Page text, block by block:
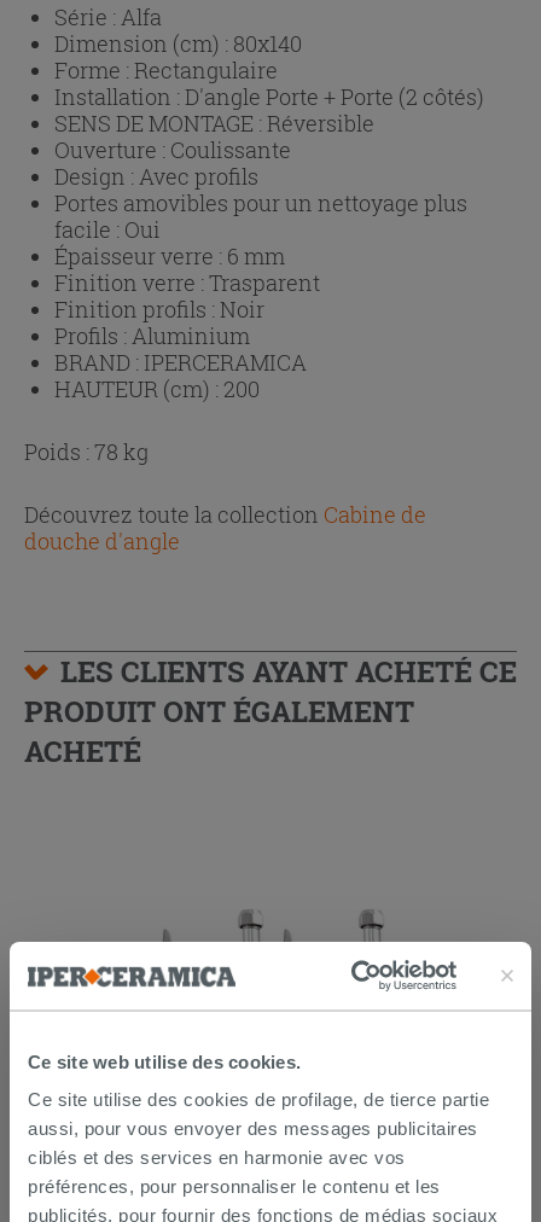
Ce site web utilise des cookies.
Ce site utilise des cookies de profilage, de tierce partie
aussi, pour vous envoyer des messages publicitaires
ciblés et des services en harmonie avec vos
préférences, pour personnaliser le contenu et les
publicités, pour fournir des fonctions de médias sociaux
Série : Alfa
Dimension (cm) : 80x140
Forme :Rectangulaire
Installation :D'angle Porte + Porte (2 côtés)
SENS DE MONTAGE :Réversible
Ouverture : Coulissante
Design : Avec profils
Portes amovibles pour un nettoyage plus
facile : Oui
Épaisseur verre : 6 mm
Finition verre :Trasparent
Finition profils :Noir
Profils : Aluminium
BRAND : IPERCERAMICA
HAUTEUR (cm) : 200
Poids : 78 kg
Découvrez toute la collection Cabine de
douche d'angle
LES CLIENTS AYANT ACHETÉ CE
PRODUIT ONT ÉGALEMENT
ACHETÉ
chromé
14,90 €